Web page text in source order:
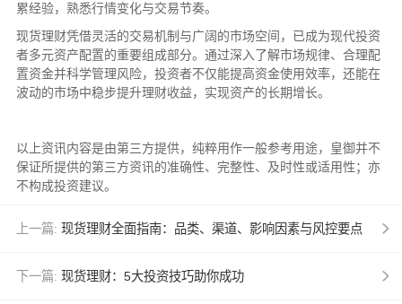
累经验，熟悉行情变化与交易节奏。
现货理财凭借灵活的交易机制与广阔的市场空间，已成为现代投资
者多元资产配置的重要组成部分。通过深入了解市场规律、合理配
置资金并科学管理风险，投资者不仅能提高资金使用效率，还能在
波动的市场中稳步提升理财收益，实现资产的长期增长。
以上资讯内容是由第三方提供，纯粹用作一般参考用途，皇御并不
保证所提供的第三方资讯的准确性、完整性、及时性或适用性；亦
不构成投资建议。
上一篇: 现货理财全面指南：品类、渠道、影响因素与风控要点
下一篇: 现货理财：5大投资技巧助你成功